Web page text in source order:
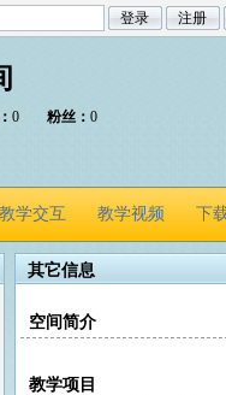
0 粉丝： 0
教学交互 教学视频 下
其它信息
空间简介
教学项目